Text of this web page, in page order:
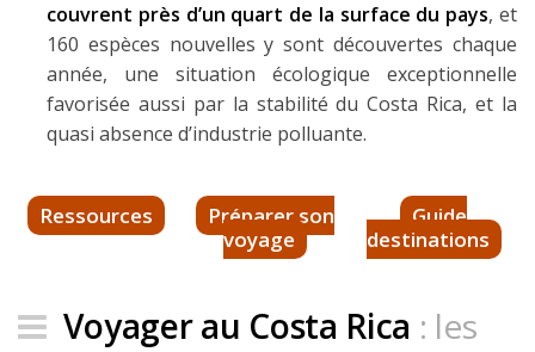
couvrent près d’un quart de la surface du pays, et
160 espèces nouvelles y sont découvertes chaque
année, une situation écologique exceptionnelle
favorisée aussi par la stabilité du Costa Rica, et la
quasi absence d’industrie polluante.
Ressources
Préparer son
voyage
Guide
destinations
Voyager au Costa Rica : les